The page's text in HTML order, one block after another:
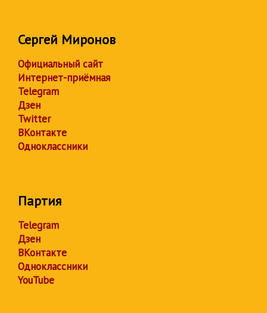
Сергей Миронов
Официальный сайт
Интернет-приёмная
Telegram
Дзен
Twitter
ВКонтакте
Одноклассники
Партия
Telegram
Дзен
ВКонтакте
Одноклассники
YouTube